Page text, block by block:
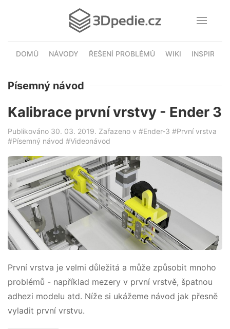
DOMŮ NÁVODY ŘEŠENÍ PROBLÉMŮ WIKI INSPIRACE
Písemný návod
Kalibrace první vrstvy - Ender 3
Publikováno 30. 03. 2019. Zařazeno v #Ender-3 #První vrstva
#Písemný návod #Videonávod
První vrstva je velmi důležitá a může způsobit mnoho
problémů - například mezery v první vrstvě, špatnou
adhezi modelu atd. Níže si ukážeme návod jak přesně
vyladit první vrstvu.